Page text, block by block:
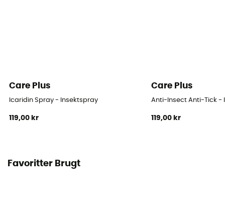
Care Plus
Icaridin Spray - Insektspray
119,00 kr
Care Plus
Anti-Insect Anti-Tick -
119,00 kr
Favoritter Brugt